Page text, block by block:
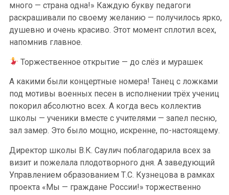
много — страна одна!» Каждую букву педагоги
раскрашивали по своему желанию — получилось ярко,
душевно и очень красиво. Этот момент сплотил всех,
напомнив главное.
Торжественное открытие — до слёз и мурашек
А какими были концертные номера! Танец с ложками
под мотивы военных песен в исполнении трёх учениц
покорил абсолютно всех. А когда весь коллектив
школы — ученики вместе с учителями — запел песню,
зал замер. Это было мощно, искренне, по-настоящему.
Директор школы В.К. Саулич поблагодарила всех за
визит и пожелала плодотворного дня. А заведующий
Управлением образованием Т.С. Кузнецова в рамках
проекта «Мы — граждане России!» торжественно